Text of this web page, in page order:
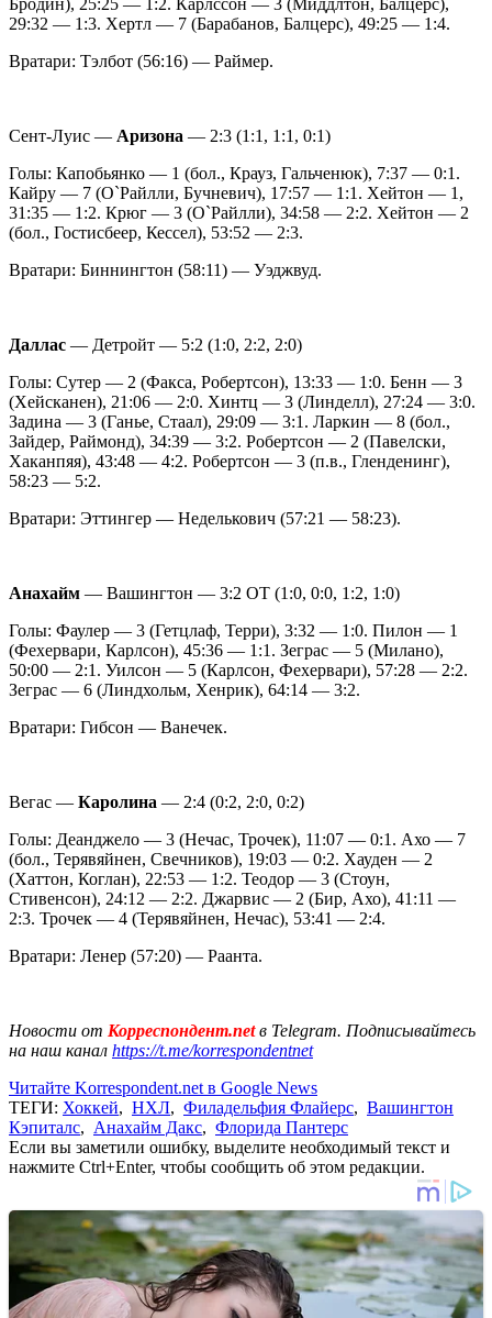
29:32 — 1:3. Хертл — 7 (Барабанов, Балцерс), 49:25 — 1:4.
Вратари: Тэлбот (56:16) — Раймер.
Сент-Луис — Аризона — 2:3 (1:1, 1:1, 0:1)
Голы: Капобьянко — 1 (бол., Крауз, Гальченюк), 7:37 — 0:1.
Кайру — 7 (О`Райлли, Бучневич), 17:57 — 1:1. Хейтон — 1,
31:35 — 1:2. Крюг — 3 (О`Райлли), 34:58 — 2:2. Хейтон — 2
(бол., Гостисбеер, Кессел), 53:52 — 2:3.
Вратари: Биннингтон (58:11) — Уэджвуд.
Даллас — Детройт — 5:2 (1:0, 2:2, 2:0)
Голы: Сутер — 2 (Факса, Робертсон), 13:33 — 1:0. Бенн — 3
(Хейсканен), 21:06 — 2:0. Хинтц — 3 (Линделл), 27:24 — 3:0.
Задина — 3 (Ганье, Стаал), 29:09 — 3:1. Ларкин — 8 (бол.,
Зайдер, Раймонд), 34:39 — 3:2. Робертсон — 2 (Павелски,
Хаканпяя), 43:48 — 4:2. Робертсон — 3 (п.в., Гленденинг),
58:23 — 5:2.
Вратари: Эттингер — Неделькович (57:21 — 58:23).
Анахайм — Вашингтон — 3:2 ОТ (1:0, 0:0, 1:2, 1:0)
Голы: Фаулер — 3 (Гетцлаф, Терри), 3:32 — 1:0. Пилон — 1
(Фехервари, Карлсон), 45:36 — 1:1. Зеграс — 5 (Милано),
50:00 — 2:1. Уилсон — 5 (Карлсон, Фехервари), 57:28 — 2:2.
Зеграс — 6 (Линдхольм, Хенрик), 64:14 — 3:2.
Вратари: Гибсон — Ванечек.
Вегас — Каролина — 2:4 (0:2, 2:0, 0:2)
Голы: Деанджело — 3 (Нечас, Трочек), 11:07 — 0:1. Ахо — 7
(бол., Терявяйнен, Свечников), 19:03 — 0:2. Хауден — 2
(Хаттон, Коглан), 22:53 — 1:2. Теодор — 3 (Стоун,
Стивенсон), 24:12 — 2:2. Джарвис — 2 (Бир, Ахо), 41:11 —
2:3. Трочек — 4 (Терявяйнен, Нечас), 53:41 — 2:4.
Вратари: Ленер (57:20) — Раанта.
Новости от Корреспондент.netв Telegram. Подписывайтесь
на наш канал https://t.me/korrespondentnet
Читайте Korrespondent.net в Google News
ТЕГИ: Хоккей, НХЛ, Филадельфия Флайерс, Вашингтон
Кэпиталс, Анахайм Дакс, Флорида Пантерс
Если вы заметили ошибку, выделите необходимый текст и
нажмите Ctrl+Enter, чтобы сообщить об этом редакции.